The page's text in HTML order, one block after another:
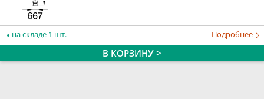
на складе 1 шт. Подробнее
В КОРЗИНУ >